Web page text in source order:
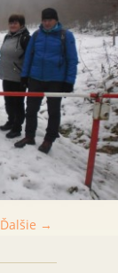
Ďalšie →